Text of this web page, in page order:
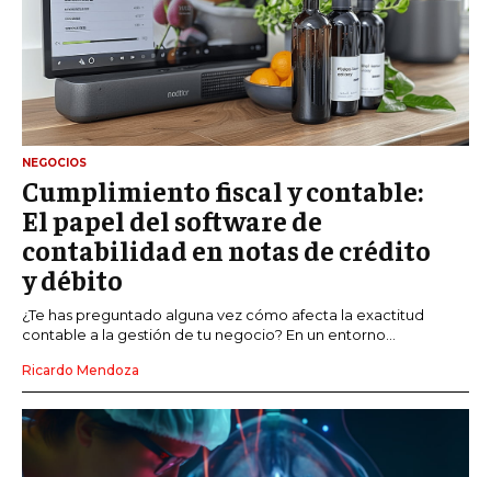
NEGOCIOS
Cumplimiento fiscal y contable:
El papel del software de
contabilidad en notas de crédito
y débito
¿Te has preguntado alguna vez cómo afecta la exactitud
contable a la gestión de tu negocio? En un entorno...
Ricardo Mendoza